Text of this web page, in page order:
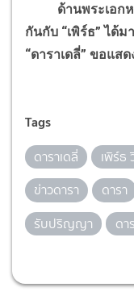
ด้านพระเอกหนุ่
กันกับ “เพิร์ธ” ได้
“ดาราเดลี่” ขอแส
Tags
ดาราเดลี่ เพิร์ธ
ข่าวดารา
ดารา
รับปริญญา
ด